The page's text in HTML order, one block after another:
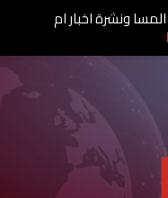
ونشرة اخبار ام